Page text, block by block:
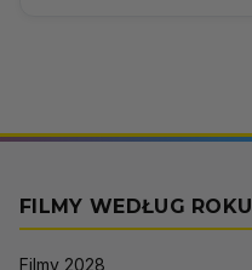
FILMY WEDŁUG ROKU
Filmy 2028